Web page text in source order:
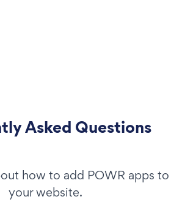
Asked Questions
how to add POWR apps to
your website.